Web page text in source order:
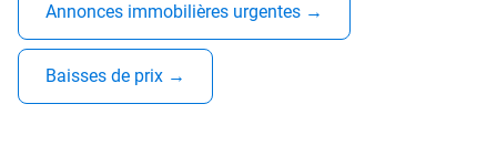
Annonces immobilières urgentes →
Baisses de prix →